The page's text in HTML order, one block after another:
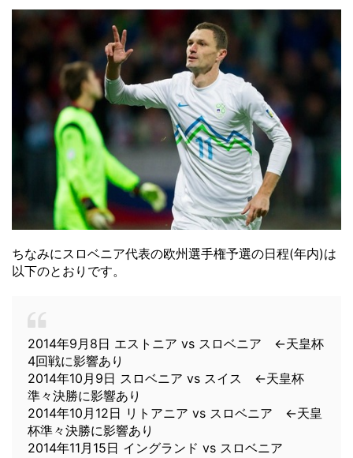
ちなみにスロベニア代表の欧州選手権予選の日程(年内)は
以下のとおりです。
2014年9月8日 エストニア vs スロベニア ←天皇杯
4回戦に影響あり
2014年10月9日 スロベニア vs スイス ←天皇杯
準々決勝に影響あり
2014年10月12日 リトアニア vs スロベニア ←天皇
杯準々決勝に影響あり
2014年11月15日 イングランド vs スロベニア